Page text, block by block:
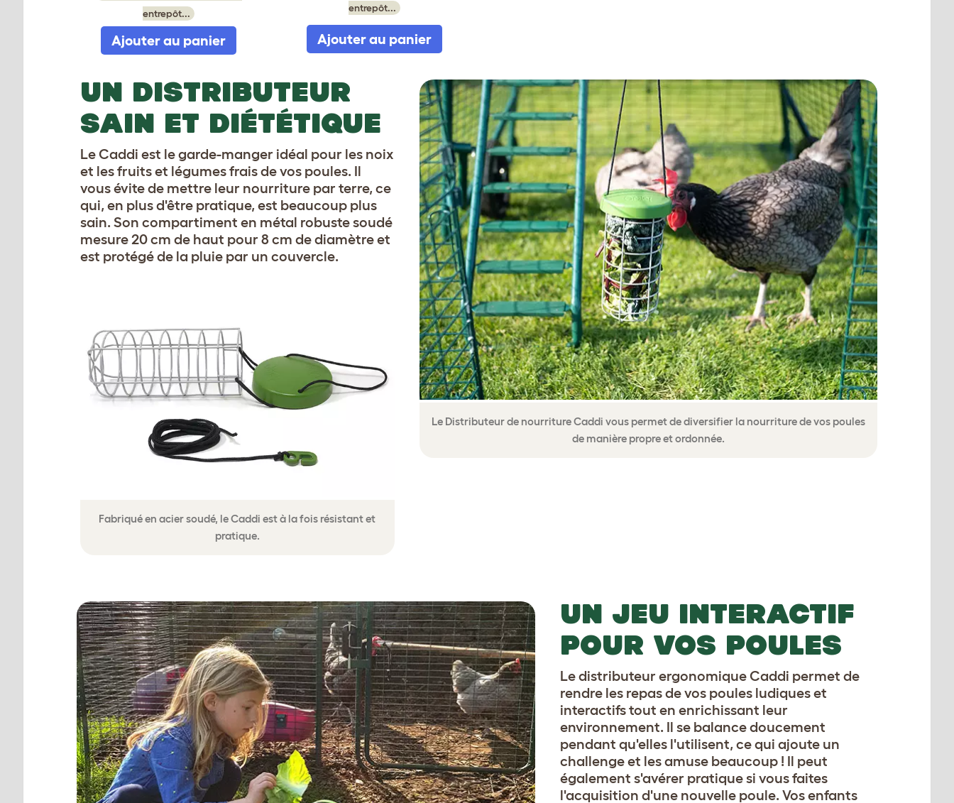
entrepôt...
Ajouter au panier
entrepôt...
Ajouter au panier
Le Distributeur de nourriture Caddi vous permet de diversifier la nourriture de vos poules
de manière propre et ordonnée.
UN DISTRIBUTEUR
SAIN ET DIÉTÉTIQUE
Le Caddi est le garde-manger idéal pour les noix
et les fruits et légumes frais de vos poules. Il
vous évite de mettre leur nourriture par terre, ce
qui, en plus d'être pratique, est beaucoup plus
sain. Son compartiment en métal robuste soudé
mesure 20 cm de haut pour 8 cm de diamètre et
est protégé de la pluie par un couvercle.
Fabriqué en acier soudé, le Caddi est à la fois résistant et
pratique.
UN JEU INTERACTIF
POUR VOS POULES
Le distributeur ergonomique Caddi permet de
rendre les repas de vos poules ludiques et
interactifs tout en enrichissant leur
environnement. Il se balance doucement
pendant qu'elles l'utilisent, ce qui ajoute un
challenge et les amuse beaucoup ! Il peut
également s'avérer pratique si vous faites
l'acquisition d'une nouvelle poule. Vos enfants